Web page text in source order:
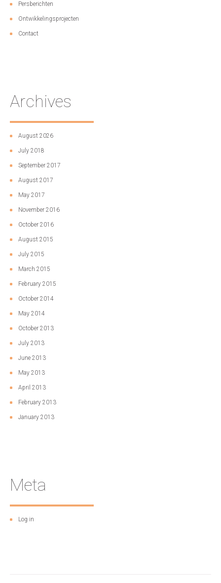
Persberichten
Ontwikkelingsprojecten
Contact
Archives
August 2026
July 2018
September 2017
August 2017
May 2017
November 2016
October 2016
August 2015
July 2015
March 2015
February 2015
October 2014
May 2014
October 2013
July 2013
June 2013
May 2013
April 2013
February 2013
January 2013
Meta
Log in